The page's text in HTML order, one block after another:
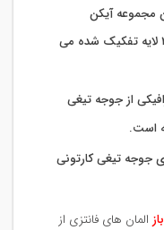
مجموعه آیکن
فانتزی جوجه تیغی کارتونی بیش از ۲۰ لایه تفکیک شده می
از جوجه تیغی
است.
جوجه تیغی کارتونی
المان های فانتزی از